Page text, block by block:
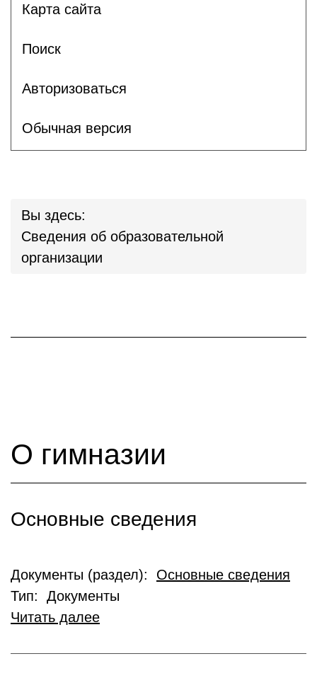
Карта сайта
Поиск
Авторизоваться
Обычная версия
Вы здесь:
Сведения об образовательной
организации
О гимназии
Основные сведения
Документы (раздел): Основные сведения
Тип: Документы
Читать далее